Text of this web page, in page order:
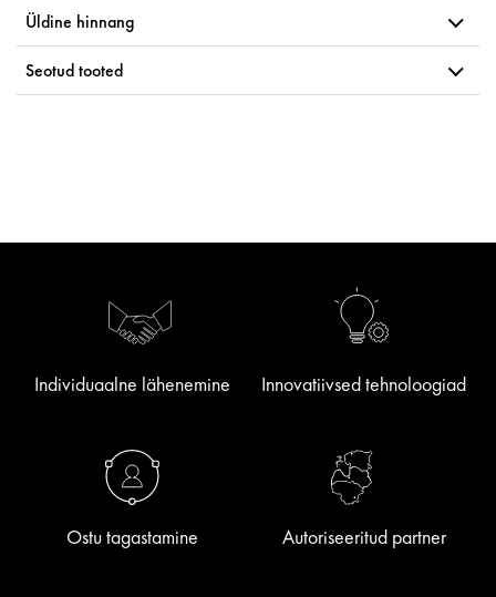
Üldine hinnang
Seotud tooted
Individuaalne lähenemine Innovatiivsed tehnoloogiad
Ostu tagastamine Autoriseeritud partner